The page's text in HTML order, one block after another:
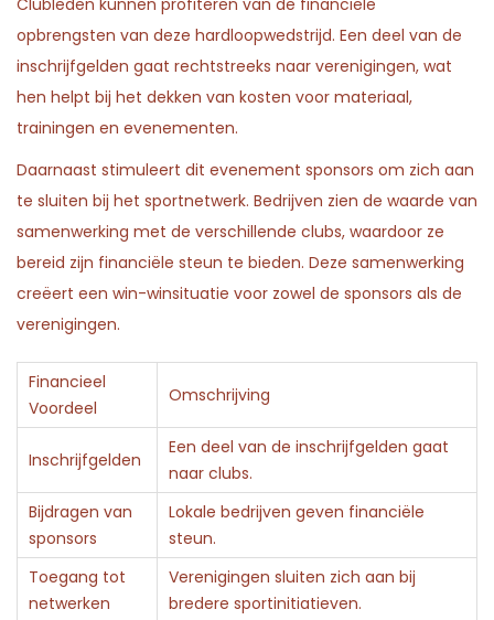
Clubleden kunnen profiteren van de financiële
opbrengsten van deze hardloopwedstrijd. Een deel van de
inschrijfgelden gaat rechtstreeks naar verenigingen, wat
hen helpt bij het dekken van kosten voor materiaal,
trainingen en evenementen.
Daarnaast stimuleert dit evenement sponsors om zich aan
te sluiten bij het sportnetwerk. Bedrijven zien de waarde van
samenwerking met de verschillende clubs, waardoor ze
bereid zijn financiële steun te bieden. Deze samenwerking
creëert een win-winsituatie voor zowel de sponsors als de
verenigingen.
Financieel
Voordeel
Omschrijving
Inschrijfgelden
Een deel van de inschrijfgelden gaat
naar clubs.
Bijdragen van
sponsors
Lokale bedrijven geven financiële
steun.
Toegang tot
netwerken
Verenigingen sluiten zich aan bij
bredere sportinitiatieven.